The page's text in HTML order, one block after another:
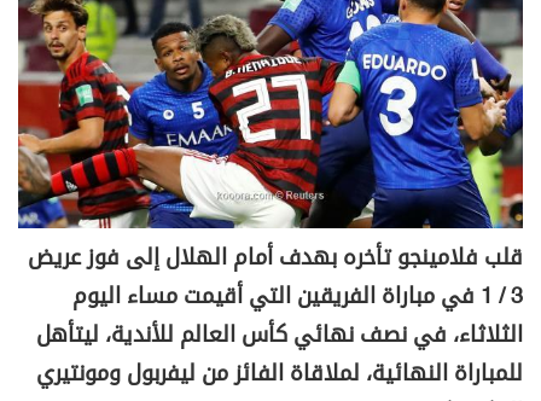
قلب فلامينجو تأخره بهدف أمام الهلال إلى فوز عريض
3 / 1 في مباراة الفريقين التي أقيمت مساء اليوم
الثلاثاء، في نصف نهائي كأس العالم للأندية، ليتأهل
للمباراة النهائية، لملاقاة الفائز من ليفربول ومونتيري